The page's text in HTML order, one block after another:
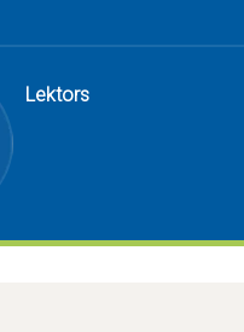
Lektors